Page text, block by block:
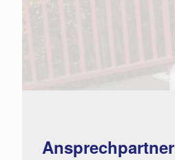
Ansprechpartner